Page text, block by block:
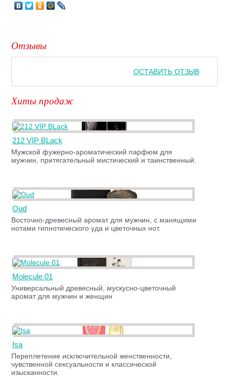
Отзывы
ОСТАВИТЬ ОТЗЫВ
Хиты продаж
212 VIP BLack
Мужской фужерно-ароматический парфюм для
мужчин, притягательный мистический и таинственный.
Oud
Восточно-древесный аромат для мужчин, с манящими
нотами гипнотического уда и цветочных нот.
Molecule 01
Универсальный древесный, мускусно-цветочный
аромат для мужчин и женщин
Isa
Переплетение исключительной женственности,
чувственной сексуальности и классической
изысканности.